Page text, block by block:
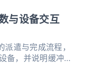
与设备交互
遣与完成流程，
备，并说明缓冲